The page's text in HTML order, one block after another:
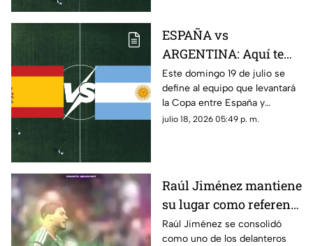
ESPAÑA vs
ARGENTINA: Aquí te
decimos donde ver en
vivo y gratis la FINAL
de la Copa Mundial de
la FIFA 2026™ este
Este domingo 19 de julio se
define al equipo que levantará
la Copa entre España y
Argentina. Conoce dónde ver
julio 18, 2026 05:49 p. m.
Raúl Jiménez mantiene
su lugar como referente
del futbol mexicano
Raúl Jiménez se consolidó
como uno de los delanteros